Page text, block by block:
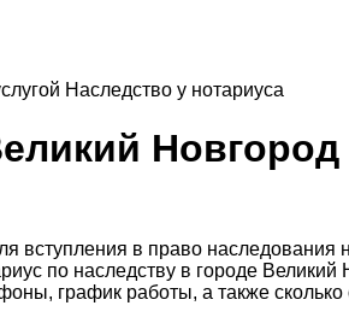
Наследство у нотариуса
Новгород
вступления в право
по наследству в городе
график работы, а также сколько